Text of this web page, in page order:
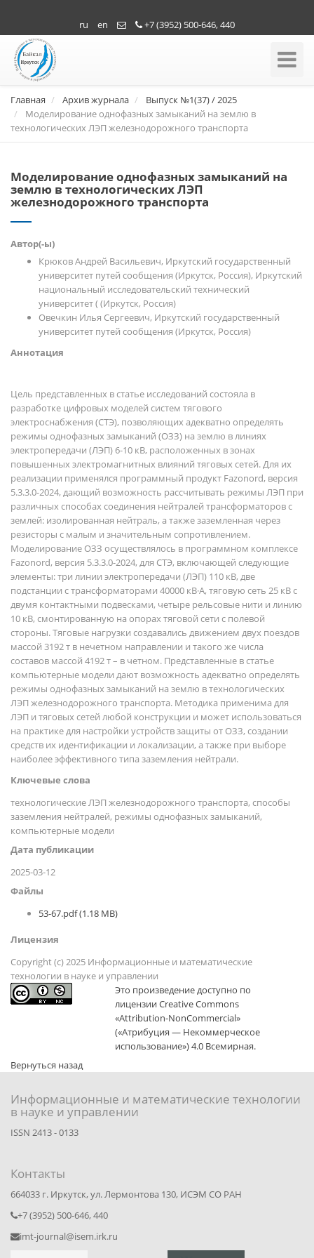
ru en +7 (3952) 500-646, 440
Toggle
Главная Архив журнала
Выпуск №1(37) / 2025
Моделирование однофазных замыканий на землю в
технологических ЛЭП железнодорожного транспорта
Моделирование однофазных замыканий на
землю в технологических ЛЭП
железнодорожного транспорта
Автор(-ы)
Крюков Андрей Васильевич, Иркутский государственный
университет путей сообщения (Иркутск, Россия), Иркутский
национальный исследовательский технический
университет ( (Иркутск, Россия)
Овечкин Илья Сергеевич, Иркутский государственный
университет путей сообщения (Иркутск, Россия)
Аннотация
Цель представленных в статье исследований состояла в
разработке цифровых моделей систем тягового
электроснабжения (СТЭ), позволяющих адекватно определять
режимы однофазных замыканий (ОЗЗ) на землю в линиях
электропередачи (ЛЭП) 6-10 кВ, расположенных в зонах
повышенных электромагнитных влияний тяговых сетей. Для их
реализации применялся программный продукт Fazonord, версия
5.3.3.0-2024, дающий возможность рассчитывать режимы ЛЭП при
различных способах соединения нейтралей трансформаторов с
землей: изолированная нейтраль, а также заземленная через
резисторы с малым и значительным сопротивлением.
Моделирование ОЗЗ осуществлялось в программном комплексе
Fazonord, версия 5.3.3.0-2024, для СТЭ, включающей следующие
элементы: три линии электропередачи (ЛЭП) 110 кВ, две
подстанции с трансформаторами 40000 кВ·А, тяговую сеть 25 кВ с
двумя контактными подвесками, четыре рельсовые нити и линию
10 кВ, смонтированную на опорах тяговой сети с полевой
стороны. Тяговые нагрузки создавались движением двух поездов
массой 3192 т в нечетном направлении и такого же числа
составов массой 4192 т – в четном. Представленные в статье
компьютерные модели дают возможность адекватно определять
режимы однофазных замыканий на землю в технологических
ЛЭП железнодорожного транспорта. Методика применима для
ЛЭП и тяговых сетей любой конструкции и может использоваться
на практике для настройки устройств защиты от ОЗЗ, создании
средств их идентификации и локализации, а также при выборе
наиболее эффективного типа заземления нейтрали.
Ключевые слова
технологические ЛЭП железнодорожного транспорта, способы
заземления нейтралей, режимы однофазных замыканий,
компьютерные модели
Дата публикации
2025-03-12
Файлы
53-67.pdf (1.18 MB)
Лицензия
Copyright (c) 2025 Информационные и математические
технологии в науке и управлении
Это произведение доступно по
лицензии Creative Commons
«Attribution-NonCommercial»
(«Атрибуция — Некоммерческое
использование») 4.0 Всемирная.
Вернуться назад
Информационные и математические технологии
в науке и управлении
ISSN 2413 - 0133
Контакты
664033 г. Иркутск, ул. Лермонтова 130, ИСЭМ СО РАН
+7 (3952) 500-646, 440
imt-journal@isem.irk.ru